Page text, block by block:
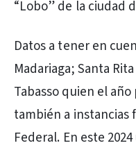
“Lobo” de la ciudad
Datos a tener en
Madariaga; Santa
Tabasso quien el
también a instancias
Federal. En este